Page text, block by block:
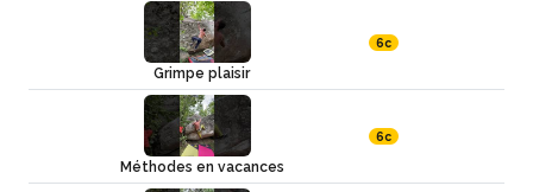
Grimpe plaisir
6c
Méthodes en vacances
6c